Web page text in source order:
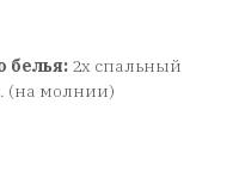
белья: 2х спальный
(на молнии)